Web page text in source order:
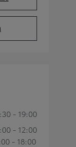
- 19:00
- 12:00
- 18:00